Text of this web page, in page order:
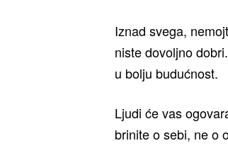
Iznad svega,
niste dovoljno
u bolju budućnost.
Ljudi će vas
brinite o sebi, ne o